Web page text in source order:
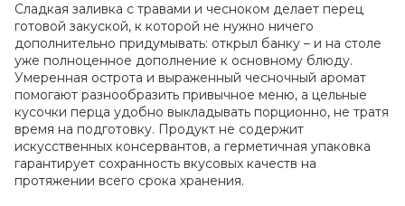
Сладкая заливка с травами и чесноком делает перец
готовой закуской, к которой не нужно ничего
дополнительно придумывать: открыл банку – и на столе
уже полноценное дополнение к основному блюду.
Умеренная острота и выраженный чесночный аромат
помогают разнообразить привычное меню, а цельные
кусочки перца удобно выкладывать порционно, не тратя
время на подготовку. Продукт не содержит
искусственных консервантов, а герметичная упаковка
гарантирует сохранность вкусовых качеств на
протяжении всего срока хранения.